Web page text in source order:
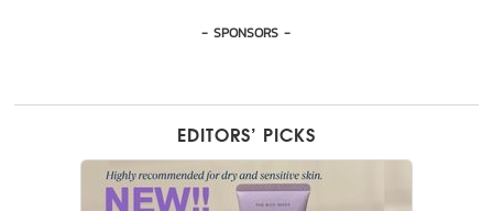
- SPONSORS -
EDITORS’ PICKS